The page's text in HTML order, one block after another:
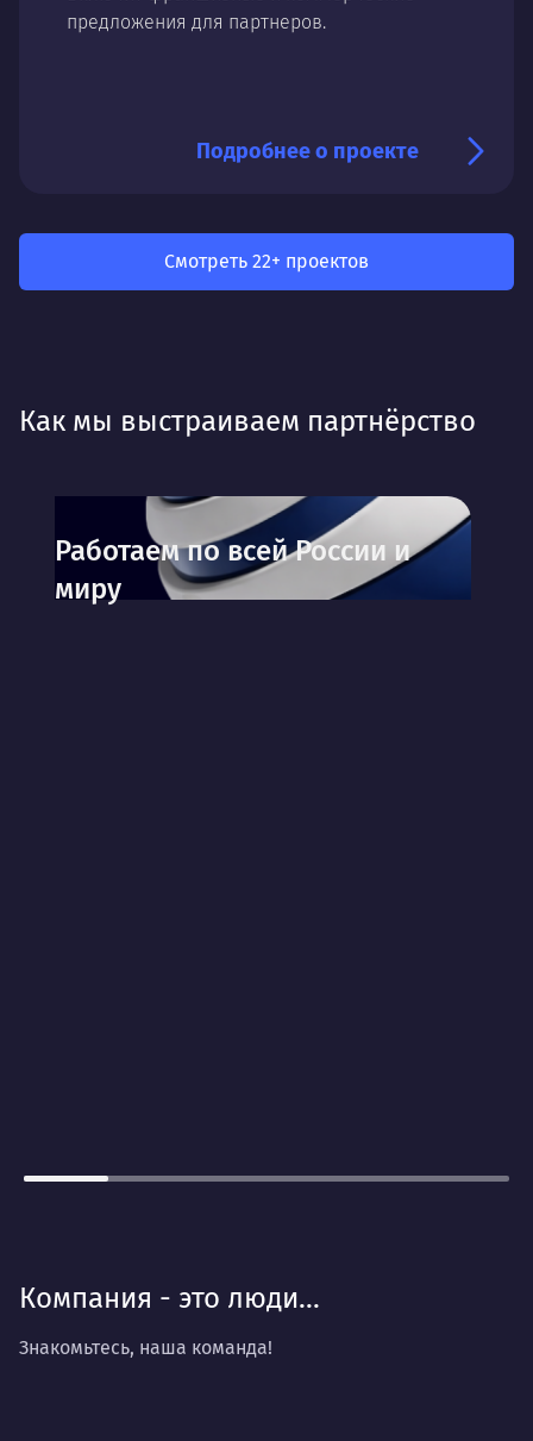
предложения для партнеров.
Подробнее о проекте
Смотреть 22+ проектов
Как мы выстраиваем партнёрство
Работаем по всей России и
миру
Компания - это люди...
Знакомьтесь, наша команда!